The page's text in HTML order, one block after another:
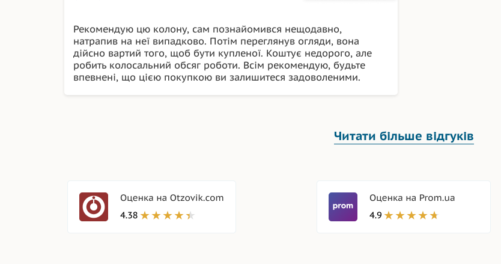
Рекомендую цю колону, сам познайомився нещодавно,
натрапив на неї випадково. Потім переглянув огляди, вона
дійсно вартий того, щоб бути купленої. Коштує недорого, але
робить колосальний обсяг роботи. Всім рекомендую, будьте
впевнені, що цією покупкою ви залишитеся задоволеними.
Читати більше відгуків